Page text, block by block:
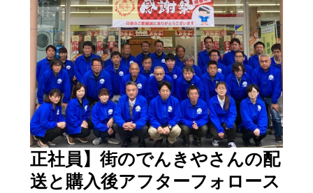
正社員】街のでんきやさんの配
送と購入後アフターフォロース